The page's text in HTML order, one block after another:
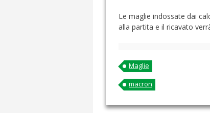
Le maglie indossate dai
alla partita e il ricavato
Maglie
macron